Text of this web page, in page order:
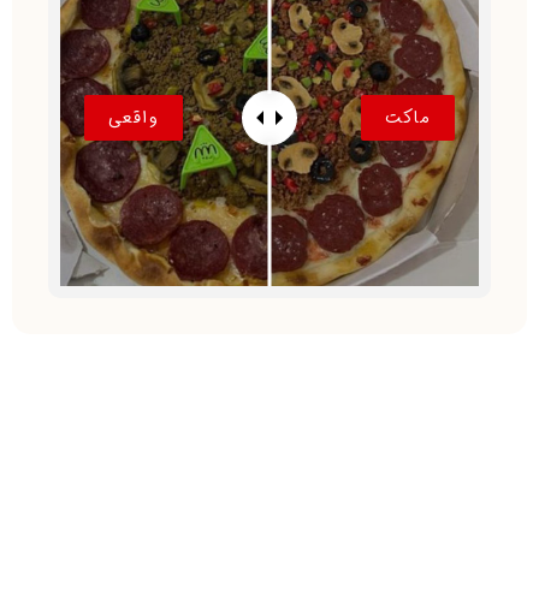
واقعی ماکت